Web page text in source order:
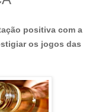
positiva com a
os jogos das